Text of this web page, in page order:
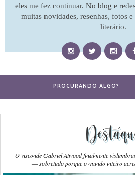
eles me fez continuar. No blog e
muitas novidades, resenhas, fotos
literário.
O visconde Gabriel Atwood finalmente
― sobretudo porque o mundo inteiro